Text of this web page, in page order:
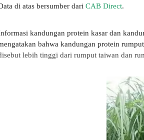
di atas bersumber dari CAB Direct.
kandungan protein kasar dan
bahwa kandungan protein
lebih tinggi dari rumput taiwan dan